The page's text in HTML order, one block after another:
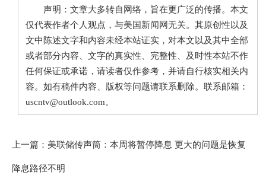
声明：文章大多转自网络，旨在更广泛的传播。本文
仅代表作者个人观点，与美国新闻网无关。其原创性以及
文中陈述文字和内容未经本站证实，对本文以及其中全部
或者部分内容、文字的真实性、完整性、及时性本站不作
任何保证或承诺，请读者仅作参考，并请自行核实相关内
容。如有稿件内容、版权等问题请联系删除。联系邮箱：
uscntv@outlook.com。
上一篇： 美联储传声筒：本周将暂停降息 更大的问题是恢复
降息路径不明